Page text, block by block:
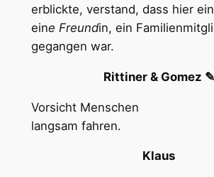
erblickte, verstand, dass hier
eine Freundin, ein
gegangen war.
Rittiner & Gomez ✎
Vorsicht Menschen
langsam fahren.
Klaus